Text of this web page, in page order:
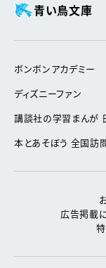
青い鳥文庫
ボンボンアカデミー
ディズニーファン
講談社の学習まんが
本とあそぼう 全国訪
広告掲載